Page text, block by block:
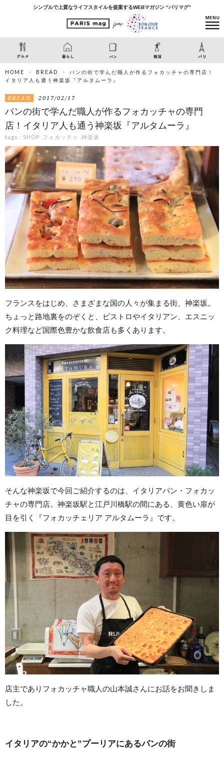
シンプルで上質なライフスタイルを提案するWEBマガジン “パリマグ”
HOME BREAD
パンの街で学んだ職人が作るフォカッチャの専門店！
イタリア人も通う神楽坂『アルタムーラ』
BREAD 2017/02/17
パンの街で学んだ職人が作るフォカッチャの専門
店！イタリア人も通う神楽坂『アルタムーラ』
tags : SHOP フォカッチャ 神楽坂
フランスをはじめ、さまざまな国の人々が集まる街、神楽坂。
ちょっと路地裏をのぞくと、ビストロやイタリアン、エスニッ
ク料理など国際色豊かな飲食店も多くあります。
そんな神楽坂で今回ご紹介するのは、イタリアパン・フォカッ
チャの専門店。神楽坂駅と江戸川橋駅の間にある、黄色い扉が
目を引く『フォカッチェリア アルタムーラ』です。
店主でありフォカッチャ職人の山本誠さんにお話をお聞きしま
した。
イタリアの“かかと”プーリアにあるパンの街